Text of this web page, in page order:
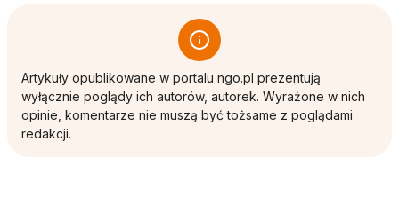
Artykuły opublikowane w portalu ngo.pl prezentują
wyłącznie poglądy ich autorów, autorek. Wyrażone w nich
opinie, komentarze nie muszą być tożsame z poglądami
redakcji.